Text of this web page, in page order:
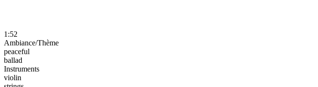
1:52
Ambiance/Thème
peaceful
ballad
Instruments
violin